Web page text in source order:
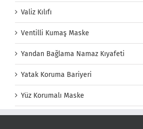
Valiz Kılıfı
Ventilli Kumaş Maske
Yandan Bağlama Namaz Kıyafeti
Yatak Koruma Bariyeri
Yüz Korumalı Maske